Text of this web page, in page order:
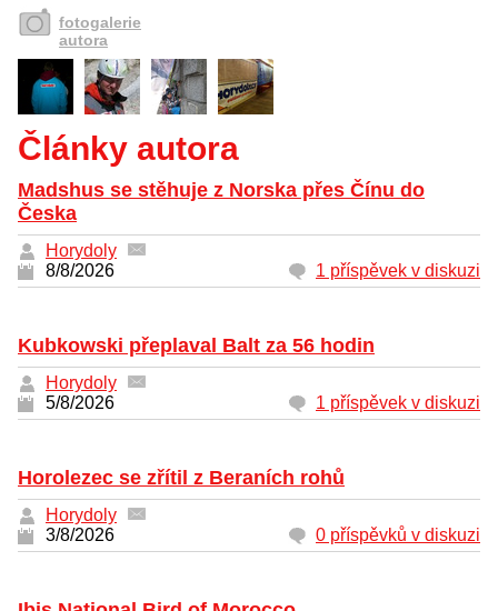
fotogalerie
autora
Články autora
Madshus se stěhuje z Norska přes Čínu do
Česka
Horydoly
8/8/2026
1 příspěvek v diskuzi
Kubkowski přeplaval Balt za 56 hodin
Horydoly
5/8/2026
1 příspěvek v diskuzi
Horolezec se zřítil z Beraních rohů
Horydoly
3/8/2026
0 příspěvků v diskuzi